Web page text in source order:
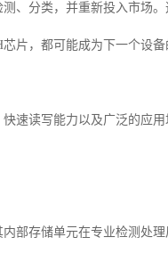
、分类，并重新投入市场
片，都可能成为下一个设备
速读写能力以及广泛的应
部存储单元在专业检测处